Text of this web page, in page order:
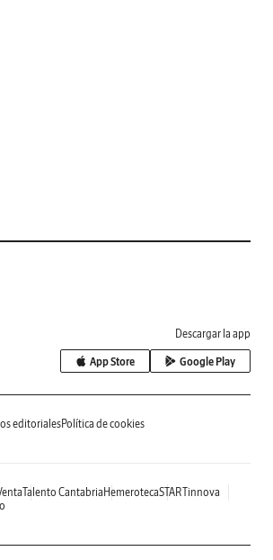
Descargar la app
App Store Google Play
editorialesPolítica de cookies
Talento Cantabria HemerotecaSTARTinnova